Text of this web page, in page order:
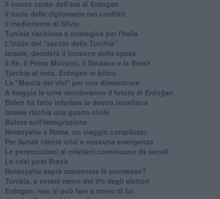
​Il nuovo corso dell’era di Erdogan
Il ruolo delle diplomazie nei conflitti
Il medioriente di Silvio
Tunisia rischiosa e strategica per l'Italia
L'inizio del “secolo della Turchia”
Israele, deciderà il borsone della spesa
Il Re, il Primo Ministro, il Sindaco e la Brexit
Turchia al voto, Erdogan in bilico
La "Marcia dei vivi" per non dimenticare
A maggio le urne decideranno il futuro di Erdoğan
Biden ha fatto infuriare la destra israeliana
Israele rischia una guerra civile
Bufera sull'immigrazione
Netanyahu a Roma, un viaggio complicato
Per Sunak niente crisi e nessuna emergenza
Le persecuzioni ai cristiani continuano da secoli
Le crisi post Brexit
Netanyahu saprà mantenere le promesse?
Tunisia, a votare meno del 9% degli elettori
Erdogan, non si può fare a meno di lui